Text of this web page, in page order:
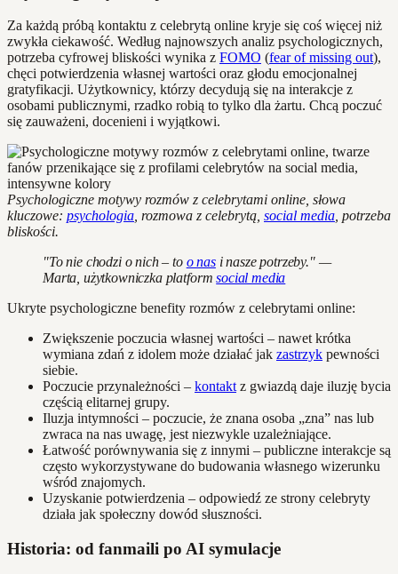
Za każdą próbą kontaktu z celebrytą online kryje się coś więcej niż
zwykła ciekawość. Według najnowszych analiz psychologicznych,
potrzeba cyfrowej bliskości wynika z FOMO (fear of missing out),
chęci potwierdzenia własnej wartości oraz głodu emocjonalnej
gratyfikacji. Użytkownicy, którzy decydują się na interakcje z
osobami publicznymi, rzadko robią to tylko dla żartu. Chcą poczuć
się zauważeni, docenieni i wyjątkowi.
Psychologiczne motywy rozmów z celebrytami online, słowa
kluczowe: psychologia , rozmowa z celebrytą, social media , potrzeba
bliskości.
"To nie chodzi o nich – to o nasi nasze potrzeby." —
Marta, użytkowniczka platformsocial media
Ukryte psychologiczne benefity rozmów z celebrytami online:
Zwiększenie poczucia własnej wartości – nawet krótka
wymiana zdań z idolem może działać jak zastrzyk pewności
siebie.
Poczucie przynależności – kontakt z gwiazdą daje iluzję bycia
częścią elitarnej grupy.
Iluzja intymności – poczucie, że znana osoba „zna” nas lub
zwraca na nas uwagę, jest niezwykle uzależniające.
Łatwość porównywania się z innymi – publiczne interakcje są
często wykorzystywane do budowania własnego wizerunku
wśród znajomych.
Uzyskanie potwierdzenia – odpowiedź ze strony celebryty
działa jak społeczny dowód słuszności.
Historia: od fanmaili po AI symulacje